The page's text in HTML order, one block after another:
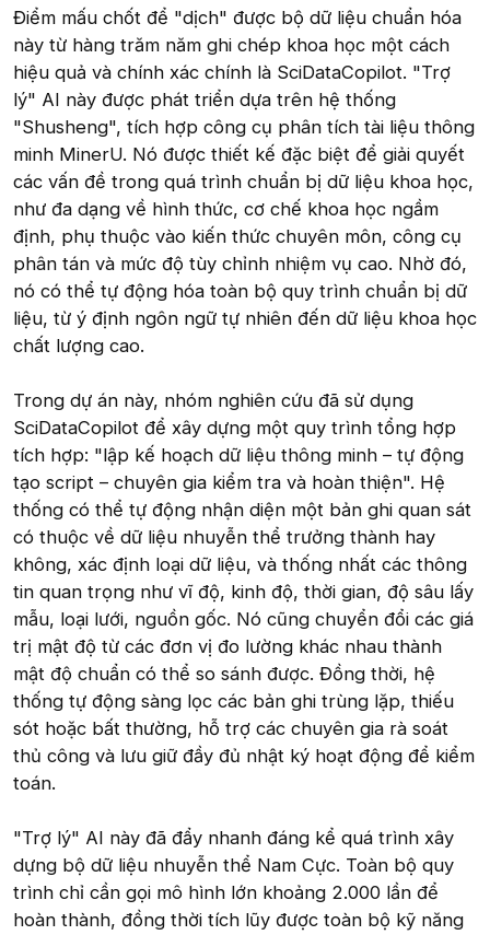
Điểm mấu chốt để "dịch" được bộ dữ liệu chuẩn hóa
này từ hàng trăm năm ghi chép khoa học một cách
hiệu quả và chính xác chính là SciDataCopilot. "Trợ
lý" AI này được phát triển dựa trên hệ thống
"Shusheng", tích hợp công cụ phân tích tài liệu thông
minh MinerU. Nó được thiết kế đặc biệt để giải quyết
các vấn đề trong quá trình chuẩn bị dữ liệu khoa học,
như đa dạng về hình thức, cơ chế khoa học ngầm
định, phụ thuộc vào kiến thức chuyên môn, công cụ
phân tán và mức độ tùy chỉnh nhiệm vụ cao. Nhờ đó,
nó có thể tự động hóa toàn bộ quy trình chuẩn bị dữ
liệu, từ ý định ngôn ngữ tự nhiên đến dữ liệu khoa học
chất lượng cao.
Trong dự án này, nhóm nghiên cứu đã sử dụng
SciDataCopilot để xây dựng một quy trình tổng hợp
tích hợp: "lập kế hoạch dữ liệu thông minh – tự động
tạo script – chuyên gia kiểm tra và hoàn thiện". Hệ
thống có thể tự động nhận diện một bản ghi quan sát
có thuộc về dữ liệu nhuyễn thể trưởng thành hay
không, xác định loại dữ liệu, và thống nhất các thông
tin quan trọng như vĩ độ, kinh độ, thời gian, độ sâu lấy
mẫu, loại lưới, nguồn gốc. Nó cũng chuyển đổi các giá
trị mật độ từ các đơn vị đo lường khác nhau thành
mật độ chuẩn có thể so sánh được. Đồng thời, hệ
thống tự động sàng lọc các bản ghi trùng lặp, thiếu
sót hoặc bất thường, hỗ trợ các chuyên gia rà soát
thủ công và lưu giữ đầy đủ nhật ký hoạt động để kiểm
toán.
"Trợ lý" AI này đã đẩy nhanh đáng kể quá trình xây
dựng bộ dữ liệu nhuyễn thể Nam Cực. Toàn bộ quy
trình chỉ cần gọi mô hình lớn khoảng 2.000 lần để
hoàn thành, đồng thời tích lũy được toàn bộ kỹ năng